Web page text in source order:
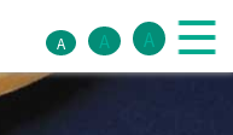
A A A